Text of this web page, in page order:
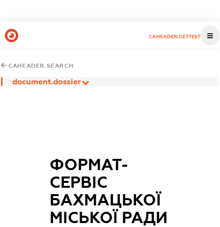
CAHEADER.GETTEST
CAHEADER.SEARCH
document.dossier
ФОРМАТ-
СЕРВІС
БАХМАЦЬКОЇ
МІСЬКОЇ РАДИ